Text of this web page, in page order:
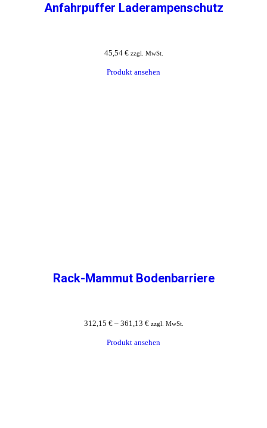
Anfahrpuffer Laderampenschutz
45,54 € zzgl. MwSt.
Produkt ansehen
Rack-Mammut Bodenbarriere
312,15 €– 361,13 € zzgl. MwSt.
Produkt ansehen